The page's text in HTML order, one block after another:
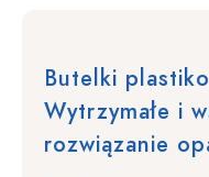
Butelki
Wytrzymałe i
rozwiązanie